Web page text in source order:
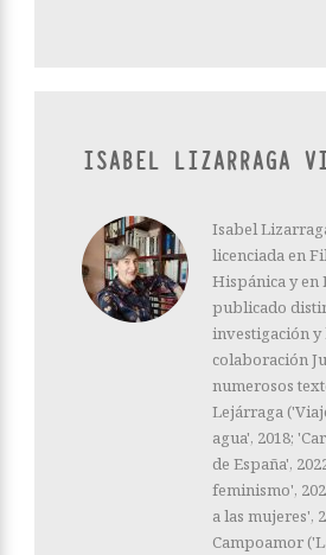
ISABEL LIZARRAGA
Isabel
licenciada en
Hispánica y en
publicado
investigación y
colaboración
numerosos
Lejárraga
agua', 2018;
de España',
feminismo',
a las mujeres',
Campoamor